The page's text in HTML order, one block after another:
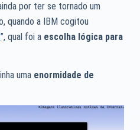
por ter se tornado um
quando a IBM cogitou
”, qual foi a escolha lógica para
uma enormidade de